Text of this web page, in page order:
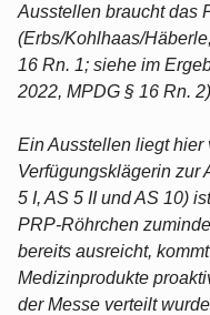
Ausstellen braucht das
(Erbs/Kohlhaas/
16 Rn. 1; siehe im
2022, MPDG § 16 Rn.
Ein Ausstellen liegt hier
Verfügungsklägerin zur
5 I, AS 5 II und AS 10)
PRP-Röhrchen
bereits ausreicht,
Medizinprodukte
der Messe verteilt